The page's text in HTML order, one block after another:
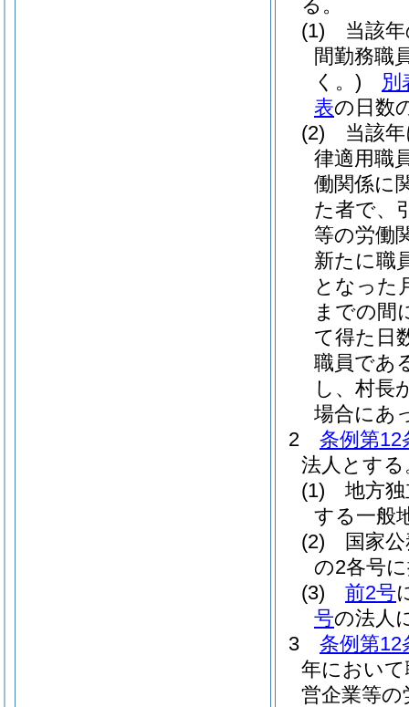
る。
(1)
当該
間勤務職
く。)
別
表の日数
(2)
当該
律適用職
働関係に
た者で、
等の労働
新たに職
となった
までの間
て得た日
職員であ
し、村長
場合にあ
2
条例第12
法人とする
(1)
地方
する一般
(2)
国家
の2各号
(3)
前2号
号の法人
3
条例第12
年におい
営企業等